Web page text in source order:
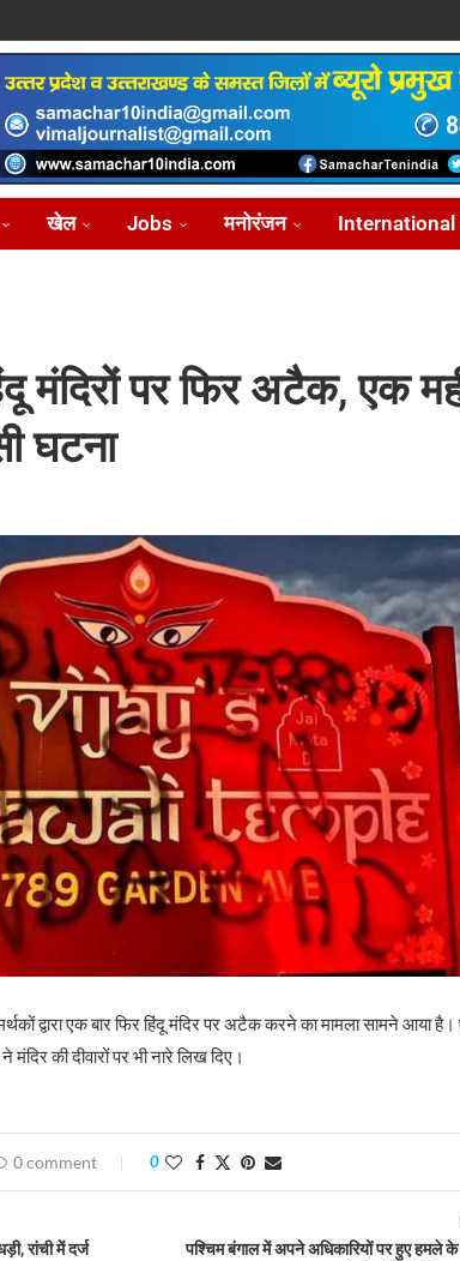
खेल Jobs मनोरंजन International
मंदिरों पर फिर अटैक, एक
घटना
द्वारा एक बार फिर हिंदू मंदिर पर अटैक करने का मामला सामने आया
की ​दीवारों पर भी नारे लिख दिए।
0 comment 0
रांची में दर्ज
पश्चिम बंगाल में अपने अधिकारियों पर हुए हमले